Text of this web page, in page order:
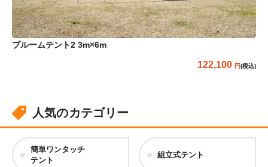
ブルームテント2 3m×6m
122,100 (税込)
人気のカテゴリー
簡単ワンタッチ
テント
組立式テント